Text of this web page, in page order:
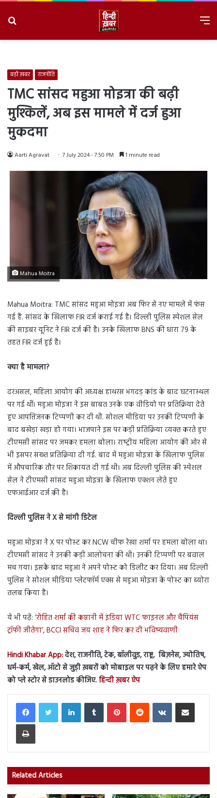
बड़ी ख़बर राजनीति
TMC सांसद महुआ मोइत्रा की बढ़ी
मुश्किलें, अब इस मामले में दर्ज हुआ
मुकदमा
Aarti Agravat 7 July 2024 - 7:50 PM 1 minute read
Mahua Moitra
Mahua Moitra: TMC सांसद महुआ मोइत्रा अब फिर से नए मामले में फंस
गई हैं. सांसद के खिलाफ FIR दर्ज कराई गई है। दिल्ली पुलिस स्पेशल सेल
की साइबर यूनिट ने FIR दर्ज की है। उनके खिलाफ BNS की धारा 79 के
तहत FIR दर्ज हुई है।
क्‍या है मामला?
दरअसल, महिला आयोग की अध्‍यक्ष हाथरस भगदड़ कांड के बाद घटनास्‍थल
पर गई थीं। महुआ मोइत्रा ने इस बाबत उनके एक वीडियो पर प्रतिक्रिया देते
हुए आपत्तिजनक टिप्‍पणी कर दी थी. सोशल मीडिया पर उनकी टिप्‍पणी के
बाद बखेड़ा खड़ा हो गया। भाजपाने इस पर कड़ी प्रतिक्रिया व्‍यक्‍त करते हुए
टीएमसी सांसद पर जमकर हमला बोला। राष्‍ट्रीय महिला आयोग की ओर से
भी इसपर सख्‍त प्रतिक्रिया दी गई. बाद में महुआ मोइत्रा के खिलाफ पुलिस
में औपचारिक तौर पर शिकायत दी गई थी। अब दिल्‍ली पुलिस की स्‍पेशल
सेल ने टीएमसी सांसद महुआ मोइत्रा के खिलाफ एक्‍शन लेते हुए
एफआईआर दर्ज की है।
दिल्‍ली पुलिस नेX से मांगी डिटेल
महुआ मोइत्रा ने X पर पोस्‍ट कर NCW चीफ रेखा शर्मा पर हमला बोला था।
टीएमसी सांसद ने उनकी कड़ी आलोचना की थी। उनकी टिप्‍पणी पर बवाल
मच गया। इसके बाद महुआ ने अपने पोस्‍ट को डिलीट कर दिया। अब दिल्‍ली
पुलिस ने सोशल मीडिया प्‍लेटफॉर्म एक्‍स से महुआ मोइत्रा के पोस्‍ट का ब्‍योरा
तलब किया है।
ये भी पढ़ें: ‘रोहित शर्मा की कप्तानी में इंडिया WTC फाइनल और चैंपियंस
ट्रॉफी जीतेगा’, BCCI सचिव जय शाह ने फिर कर दी भविष्यवाणी
Hindi Khabar App:देश, राजनीति, टेक, बॉलीवुड, राष्ट्र, बिज़नेस, ज्योतिष,
धर्म-कर्म, खेल, ऑटो से जुड़ी ख़बरों को मोबाइल पर पढ़ने के लिए हमारे ऐप
को प्ले स्टोर से डाउनलोड कीजिए.हिन्दी ख़बर ऐप
LinkedInTumblr PinterestReddit VKontakteShare via Email
Print
Related Articles